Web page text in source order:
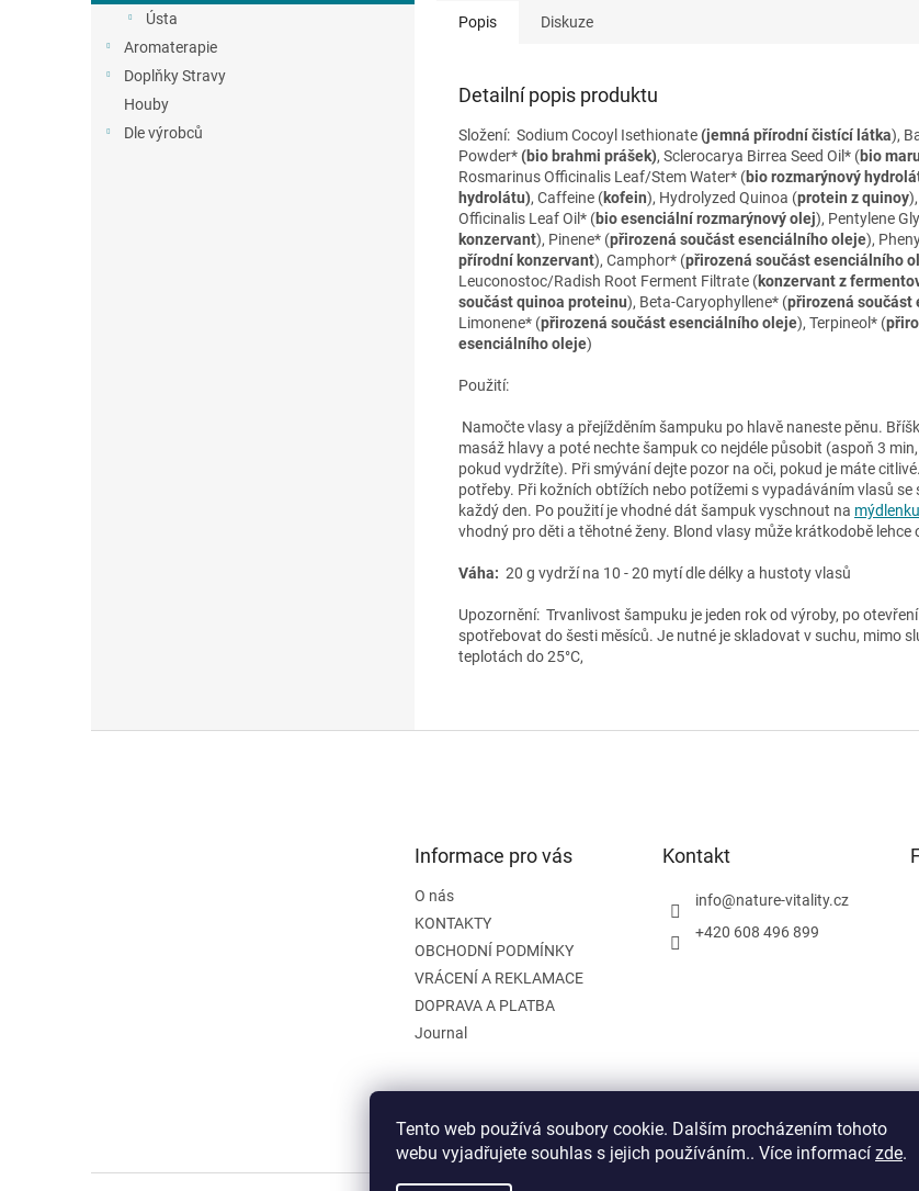
Tento web používá soubory cookie. Dalším procházením tohoto
webu vyjadřujete souhlas s jejich používáním.. Více informací zde.
Ústa
Aromaterapie
Doplňky Stravy
Houby
Dle výrobců
Popis Diskuze
Detailní popis produktu
Složení: Sodium Cocoyl Isethionate(jemná přírodní čistící látka),
Powder*(bio brahmi prášek), Sclerocarya Birrea Seed Oil* (bio
Rosmarinus Officinalis Leaf/Stem Water* (bio rozmarýnový
hydrolátu), Caffeine (kofein), Hydrolyzed Quinoa (protein z quinoy
Officinalis Leaf Oil* (bio esenciální rozmarýnový olej), Pentylene
konzervant), Pinene* (přirozená součást esenciálního oleje),
přírodní konzervant), Camphor* (přirozená součást esenciálního
Leuconostoc/Radish Root Ferment Filtrate (konzervant z
součást quinoa proteinu), Beta-Caryophyllene* (přirozená součást
Limonene* (přirozená součást esenciálního oleje), Terpineol* (
esenciálního oleje)
Použití:
Namočte vlasy a přejížděním šampuku po hlavě naneste pěnu.
masáž hlavy a poté nechte šampuk co nejdéle působit (aspoň 3
pokud vydržíte). Při smývání dejte pozor na oči, pokud je máte
potřeby. Při kožních obtížích nebo potížemi s vypadáváním vlasů se
každý den. Po použití je vhodné dát šampuk vyschnout na mýdlenku
vhodný pro děti a těhotné ženy. Blond vlasy může krátkodobě lehce
Váha: 20 g vydrží na 10 - 20 mytí dle délky a hustoty vlasů
Upozornění: Trvanlivost šampuku je jeden rok od výroby, po
spotřebovat do šesti měsíců. Je nutné je skladovat v suchu, mimo
teplotách do 25°C,
Informace pro vás
O nás
KONTAKTY
OBCHODNÍ PODMÍNKY
VRÁCENÍ A REKLAMACE
DOPRAVA A PLATBA
Journal
Kontakt
info@nature-vitality.cz
+420 608 496 899
Instagram Facebook